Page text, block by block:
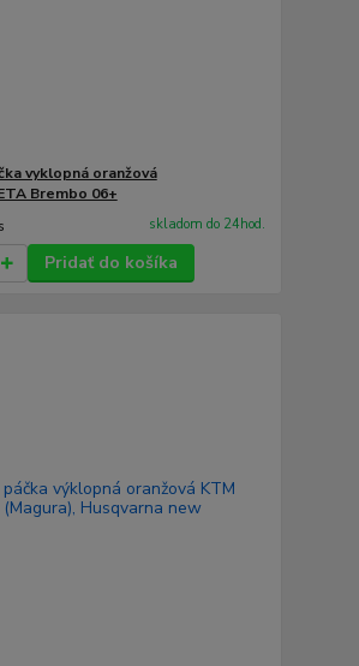
vyklopná oranžová
Brembo 06+
skladom do 24hod.
Pridať do košíka